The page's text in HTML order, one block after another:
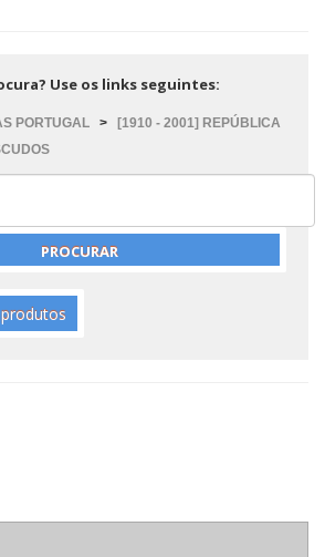
Use os links seguintes:
PORTUGAL > [1910 - 2001] REPÚBLICA